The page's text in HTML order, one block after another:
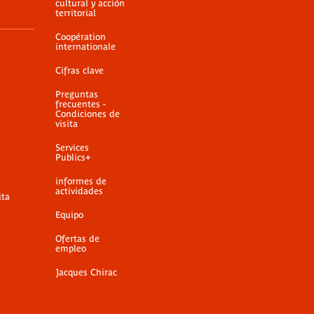
cultural y acción
territorial
Coopération
internationale
Cifras clave
Preguntas
frecuentes -
Condiciones de
visita
Services
Publics+
informes de
actividades
Equipo
Ofertas de
empleo
Jacques Chirac